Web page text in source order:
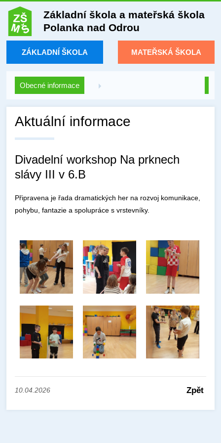
Základní škola a mateřská škola
Polanka nad Odrou
ZÁKLADNÍ ŠKOLA MATEŘSKÁ ŠKOLA
Obecné informace
Aktuální informace
Divadelní workshop Na prknech
slávy III v 6.B
Připravena je řada dramatických her na rozvoj komunikace,
pohybu, fantazie a spolupráce s vrstevníky.
10.04.2026 Zpět